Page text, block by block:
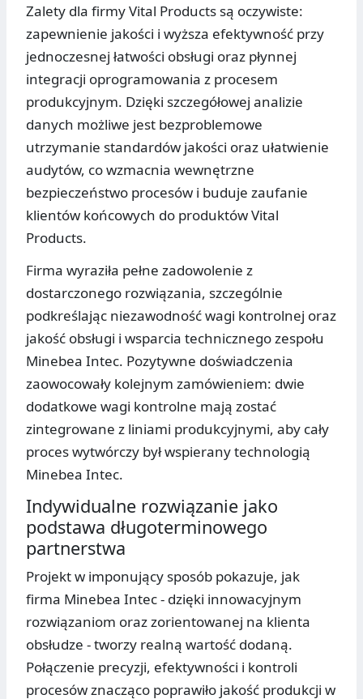
Zalety dla firmy Vital Products są oczywiste:
zapewnienie jakości i wyższa efektywność przy
jednoczesnej łatwości obsługi oraz płynnej
integracji oprogramowania z procesem
produkcyjnym. Dzięki szczegółowej analizie
danych możliwe jest bezproblemowe
utrzymanie standardów jakości oraz ułatwienie
audytów, co wzmacnia wewnętrzne
bezpieczeństwo procesów i buduje zaufanie
klientów końcowych do produktów Vital
Products.
Firma wyraziła pełne zadowolenie z
dostarczonego rozwiązania, szczególnie
podkreślając niezawodność wagi kontrolnej oraz
jakość obsługi i wsparcia technicznego zespołu
Minebea Intec. Pozytywne doświadczenia
zaowocowały kolejnym zamówieniem: dwie
dodatkowe wagi kontrolne mają zostać
zintegrowane z liniami produkcyjnymi, aby cały
proces wytwórczy był wspierany technologią
Minebea Intec.
Indywidualne rozwiązanie jako
podstawa długoterminowego
partnerstwa
Projekt w imponujący sposób pokazuje, jak
firma Minebea Intec - dzięki innowacyjnym
rozwiązaniom oraz zorientowanej na klienta
obsłudze - tworzy realną wartość dodaną.
Połączenie precyzji, efektywności i kontroli
procesów znacząco poprawiło jakość produkcji w